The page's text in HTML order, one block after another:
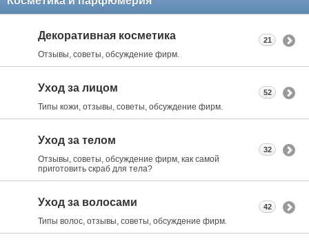
Декоративная косметика
Отзывы, советы, обсуждение фирм.
21
Уход за лицом
Типы кожи, отзывы, советы, обсуждение фирм.
52
Уход за телом
Отзывы, советы, обсуждение фирм, как самой
приготовить скраб для тела?
32
Уход за волосами
Типы волос, отзывы, советы, обсуждение фирм.
42